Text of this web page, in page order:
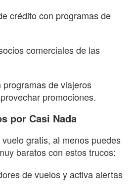
crédito con programas de
comerciales de las
de viajeros
promociones.
por Casi Nada
gratis, al menos puedes
baratos con estos trucos:
de vuelos y activa alertas